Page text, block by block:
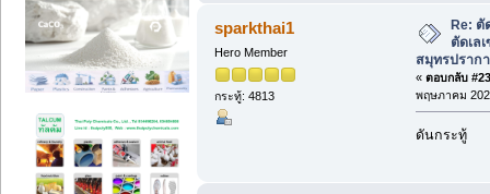
sparkthai1
Hero Member
กระทู้: 4813
Re: ตั
ตัดเล
สมุทรปราก
« ตอบกลับ
พฤษภาคม
ดันกระทู้